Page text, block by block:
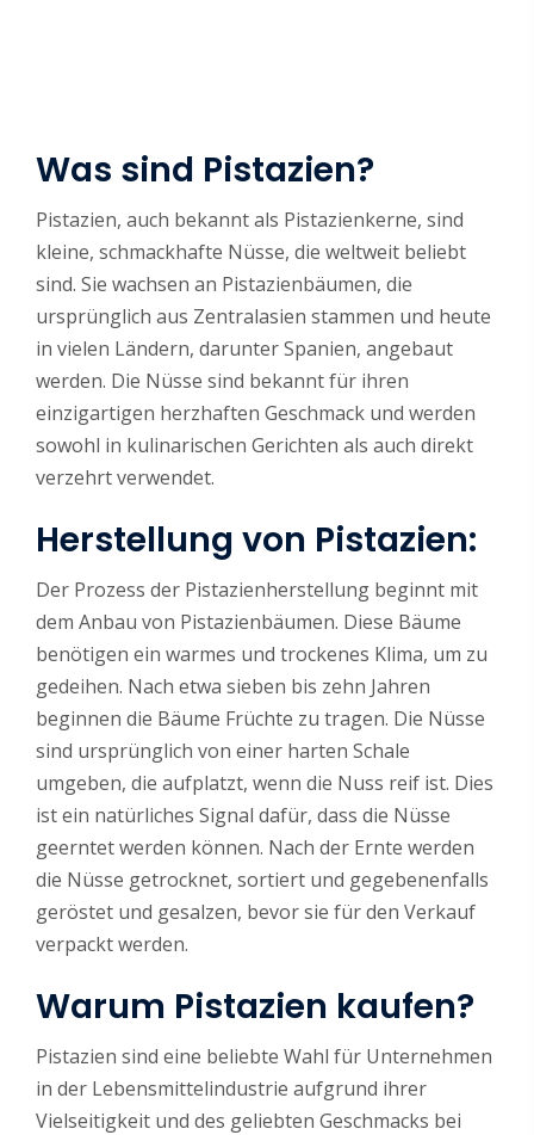
Was sind Pistazien?
Pistazien, auch bekannt als Pistazienkerne, sind
kleine, schmackhafte Nüsse, die weltweit beliebt
sind. Sie wachsen an Pistazienbäumen, die
ursprünglich aus Zentralasien stammen und heute
in vielen Ländern, darunter Spanien, angebaut
werden. Die Nüsse sind bekannt für ihren
einzigartigen herzhaften Geschmack und werden
sowohl in kulinarischen Gerichten als auch direkt
verzehrt verwendet.
Herstellung von Pistazien:
Der Prozess der Pistazienherstellung beginnt mit
dem Anbau von Pistazienbäumen. Diese Bäume
benötigen ein warmes und trockenes Klima, um zu
gedeihen. Nach etwa sieben bis zehn Jahren
beginnen die Bäume Früchte zu tragen. Die Nüsse
sind ursprünglich von einer harten Schale
umgeben, die aufplatzt, wenn die Nuss reif ist. Dies
ist ein natürliches Signal dafür, dass die Nüsse
geerntet werden können. Nach der Ernte werden
die Nüsse getrocknet, sortiert und gegebenenfalls
geröstet und gesalzen, bevor sie für den Verkauf
verpackt werden.
Warum Pistazien kaufen?
Pistazien sind eine beliebte Wahl für Unternehmen
in der Lebensmittelindustrie aufgrund ihrer
Vielseitigkeit und des geliebten Geschmacks bei